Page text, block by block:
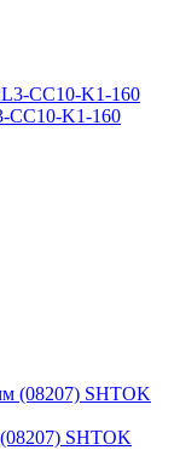
CC10-K1-160
SHTOK